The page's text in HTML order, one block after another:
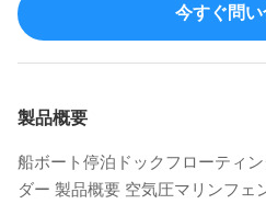
今すぐ問
製品概要
船ボート停泊ドックフローティ
ダー 製品概要 空気圧マリンフェ